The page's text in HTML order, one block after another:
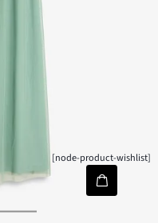
[node-product-wishlist]